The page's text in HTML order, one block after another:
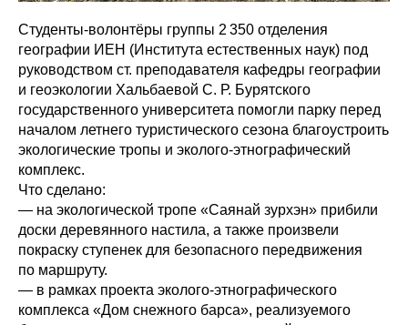
Студенты-волонтёры группы 2 350 отделения
географии ИЕН (Института естественных наук) под
руководством ст. преподавателя кафедры географии
и геоэкологии Хальбаевой С. Р. Бурятского
государственного университета помогли парку перед
началом летнего туристического сезона благоустроить
экологические тропы и эколого-этнографический
комплекс.
Что сделано:
— на экологической тропе «Саянай зурхэн» прибили
доски деревянного настила, а также произвели
покраску ступенек для безопасного передвижения
по маршруту.
— в рамках проекта эколого-этнографического
комплекса «Дом снежного барса», реализуемого